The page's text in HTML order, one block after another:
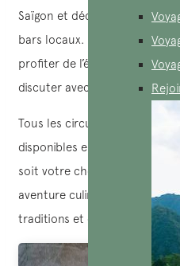
Saïgon et découvrez les
bars locaux. Entre les arrêts
profiter de l’énergie de la
discuter avec votre guide sur
Tous les circuits sur les
disponibles en petit groupe
soit votre choix,
aventure culinaire
traditions et découvertes